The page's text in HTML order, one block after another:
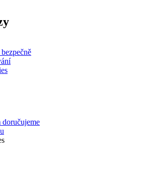
doručujeme